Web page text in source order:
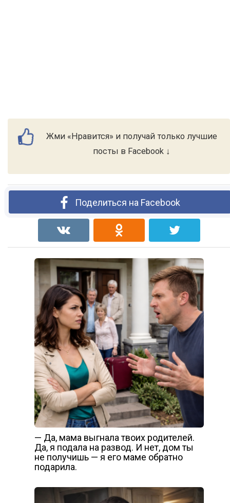
Жми «Нравится» и получай только лучшие
посты в Facebook ↓
Поделиться на Facebook
— Да, мама выгнала твоих родителей.
Да, я подала на развод. И нет, дом ты
не получишь — я его маме обратно
подарила.